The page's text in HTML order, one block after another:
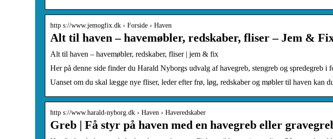
http s://www.jemogfix.dk › Forside › Haven
Alt til haven – havemøbler, redskaber, fliser – Jem &
Alt til haven – havemøbler, redskaber, fliser | jem & fix
Her på denne side finder du Harald Nyborgs udvalg af havegreb, stengreb og
Uanset om du skal lægge nye fliser, leder efter frø, løg, redskaber og møbler til haven kan
http s://www.harald-nyborg.dk › Haven › Haveredskaber
Greb | Få styr på haven med en havegreb eller